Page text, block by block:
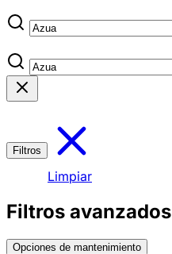
Filtros
Limpiar
Filtros avanzados
Opciones de mantenimiento